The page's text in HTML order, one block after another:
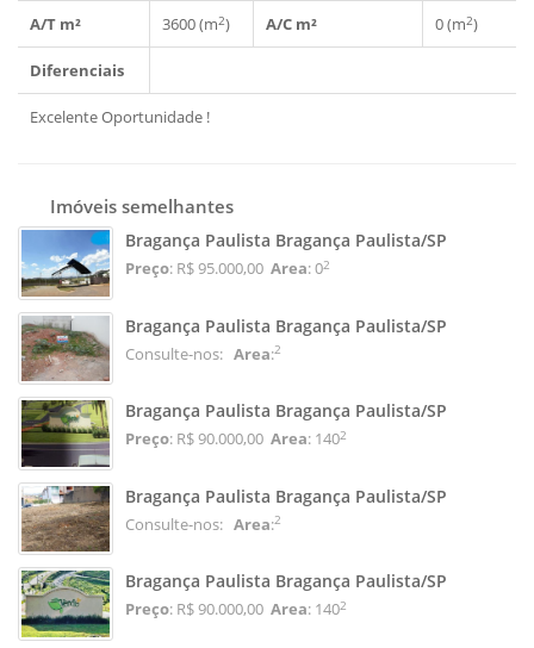
A/T m² 3600 (m2) A/C m² 0 (m2)
Diferenciais
Excelente Oportunidade !
Imóveis semelhantes
Bragança Paulista Bragança Paulista/SP
Preço: R$ 95.000,00 Area: 02
Bragança Paulista Bragança Paulista/SP
Consulte-nos: Area:2
Bragança Paulista Bragança Paulista/SP
Preço: R$ 90.000,00 Area: 1402
Bragança Paulista Bragança Paulista/SP
Consulte-nos: Area:2
Bragança Paulista Bragança Paulista/SP
Preço: R$ 90.000,00 Area: 1402